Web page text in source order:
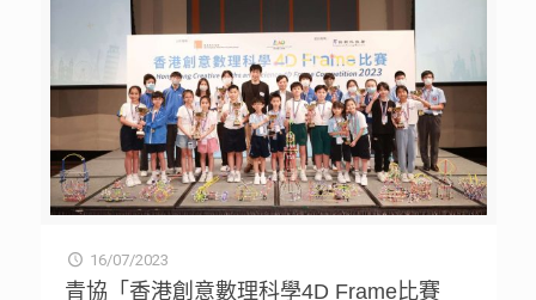
16/07/2023
青協「香港創意數理科學4D Frame比賽